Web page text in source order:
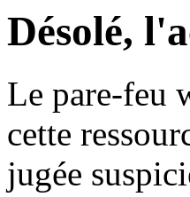
Désolé,
Le pare-feu
cette
jugée